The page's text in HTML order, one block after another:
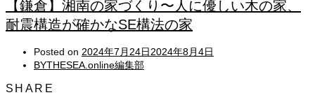
【鎌倉】湘南の家づくり〜人に優しい木の家、
耐震構造が確かなSE構法の家
Posted on 2024年7月24日2024年8月4日
BYTHESEA.online編集部
SHARE